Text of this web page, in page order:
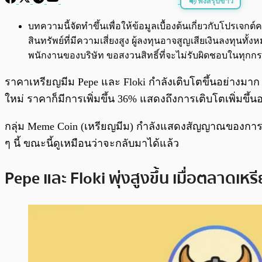
พร้อมเล่น
บทความนี้จัดทำขึ้นเพื่อให้ข้อมูลเบื้องต้นเกี่ยวกับโปรเจก
สินทรัพย์ที่มีความเสี่ยงสูง ผู้ลงทุนอาจสูญเสียเงินลงทุนทั้
พนักงานของบริษัท ขอสงวนสิทธิ์ที่จะไม่รับผิดชอบในทุกก
ราคาเหรียญมีม Pepe และ Floki กำลังเติบโตขึ้นอย่างม
ใหม่ ราคาก็มีการเพิ่มขึ้น 36% แสดงถึงการเติบโตเพิ่มขึ้น
กลุ่ม Meme Coin (เหรียญมีม) กำลังแสดงสัญญาณของกา
ๆ นี้ ขณะนี้ดูเหมือนว่าจะกลับมาได้แล้ว
Pepe และ Floki พุ่งสูงขึ้น เมื่อตลาดเ